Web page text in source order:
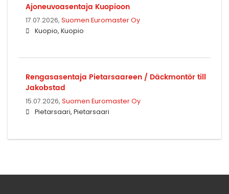
Ajoneuvoasentaja Kuopioon
17.07.2026, Suomen Euromaster Oy
Kuopio, Kuopio
Rengasasentaja Pietarsaareen / Däckmontör till
Jakobstad
15.07.2026, Suomen Euromaster Oy
Pietarsaari, Pietarsaari